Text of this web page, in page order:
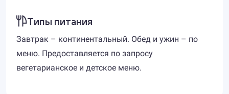
Типы питания
Завтрак – континентальный. Обед и ужин – по
меню. Предоставляется по запросу
вегетарианское и детское меню.